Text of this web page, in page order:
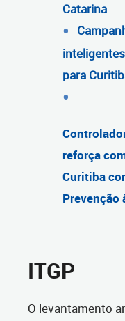
Catarina
para
reforça
Curitiba
Prevenção
ITGP
O levantamento